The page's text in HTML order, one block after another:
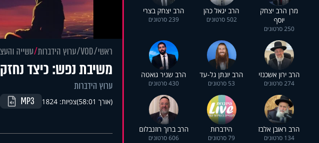
מרן הרב יצחק
יוסף
250 סרטונים
הרב יגאל כהן
502 סרטונים
הרב יצחק בצרי
239 סרטונים
הרב ירון אשכנזי
274 סרטונים
הרב יונתן גל-עד
53 סרטונים
הרב שניר גואטה
430 סרטונים
הרב ראובן אלבז
134 סרטונים
הידברות
79 סרטונים
הרב ברוך רוזנבלום
606 סרטונים
ראשי VOD ערוץ הידברות עשייה
משיבת נפש: כיצד
ערוץ הידברות
(אורך 58:01) צפיות: 1824 MP3